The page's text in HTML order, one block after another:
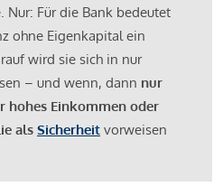
Nur: Für die Bank bedeutet
ohne Eigenkapital ein
wird sie sich in nur
– und wenn, dann nur
hohes Einkommen oder
als Sicherheit vorweisen